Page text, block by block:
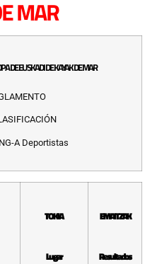
MAR
DE EUSKADI DE KAYAK DE MAR
A Deportistas
TOKIA
Lugar
EMAITZAK
Resultados